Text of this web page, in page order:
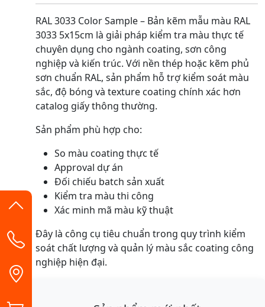
RAL 3033 Color Sample – Bản kẽm mẫu màu RAL
3033 5x15cm là giải pháp kiểm tra màu thực tế
chuyên dụng cho ngành coating, sơn công
nghiệp và kiến trúc. Với nền thép hoặc kẽm phủ
sơn chuẩn RAL, sản phẩm hỗ trợ kiểm soát màu
sắc, độ bóng và texture coating chính xác hơn
catalog giấy thông thường.
Sản phẩm phù hợp cho:
So màu coating thực tế
Approval dự án
Đối chiếu batch sản xuất
Kiểm tra màu thi công
Xác minh mã màu kỹ thuật
Đây là công cụ tiêu chuẩn trong quy trình kiểm
soát chất lượng và quản lý màu sắc coating công
nghiệp hiện đại.